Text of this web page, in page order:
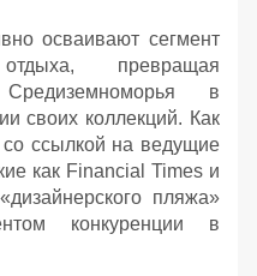
осваивают сегмент
превращая
в
своих коллекций. Как
ссылкой на ведущие
как Financial Times и
пляжа»
конкуренции в